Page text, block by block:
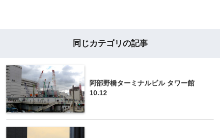
同じカテゴリの記事
阿部野橋ターミナルビル タワー館
10.12